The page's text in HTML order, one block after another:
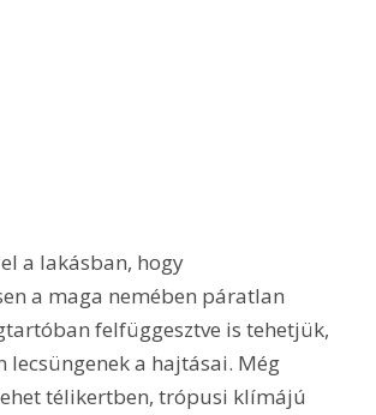
a lakásban, hogy
a maga nemében páratlan
felfüggesztve is tehetjük,
lecsüngenek a hajtásai. Még
télikertben, trópusi klímájú